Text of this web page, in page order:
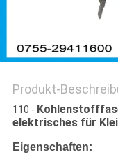
Produkt-
110 -
elektrisches für
Eigenschaften: